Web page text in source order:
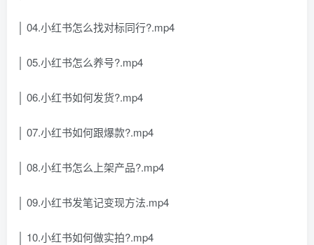
│ 04.小红书怎么找对标同行?.mp4
│ 05.小红书怎么养号?.mp4
│ 06.小红书如何发货?.mp4
│ 07.小红书如何跟爆款?.mp4
│ 08.小红书怎么上架产品?.mp4
│ 09.小红书发笔记变现方法.mp4
│ 10.小红书如何做实拍?.mp4